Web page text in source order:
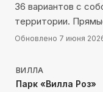
36 вариантов с
территории.
Обновлено 7 июня
1670м до моря
ВИЛЛА
Парк «Вилла Роз»